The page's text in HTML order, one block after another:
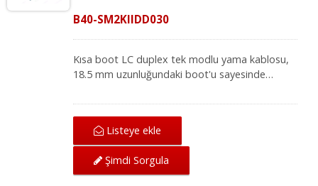
B40-SM2KIIDD030
Kısa boot LC duplex tek modlu yama kablosu,
18.5 mm uzunluğundaki boot'u sayesinde
Mükemmel mekanik koruma sunan LC-LC tek
modlu yama kablosu, IEC ve ANSI/TIA
standartları altında ağ için mükemmel iletim
kalitesi sağlar. Fiber optik yama kablosu, yerel
alan ağı, fiber optik iletişim sistemi ve CATV
uygulamaları için fiber optik ekipmanlarla
Listeye ekle
Şimdi Sorgula